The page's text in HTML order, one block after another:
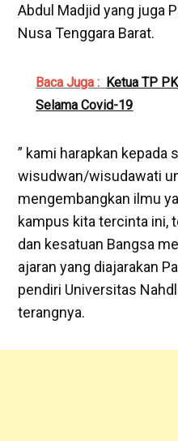
Abdul Madjid yang juga
Nusa Tenggara Barat.
Baca Juga : Ketua TP
Selama Covid-19
” kami harapkan kepada
wisudwan/wisudawati
mengembangkan ilmu
kampus kita tercinta ini,
dan kesatuan Bangsa
ajaran yang diajarakan
pendiri Universitas
terangnya.